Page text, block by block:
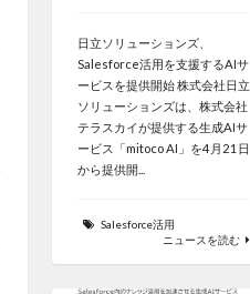
日立ソリューションズ、
Salesforce活用を支援するAIサ
ービスを提供開始 株式会社日立
ソリューションズは、株式会社
テラスカイが提供する生成AIサ
ービス「mitoco AI」を4月21日
から提供開...
Salesforce活用
ニュースを読む